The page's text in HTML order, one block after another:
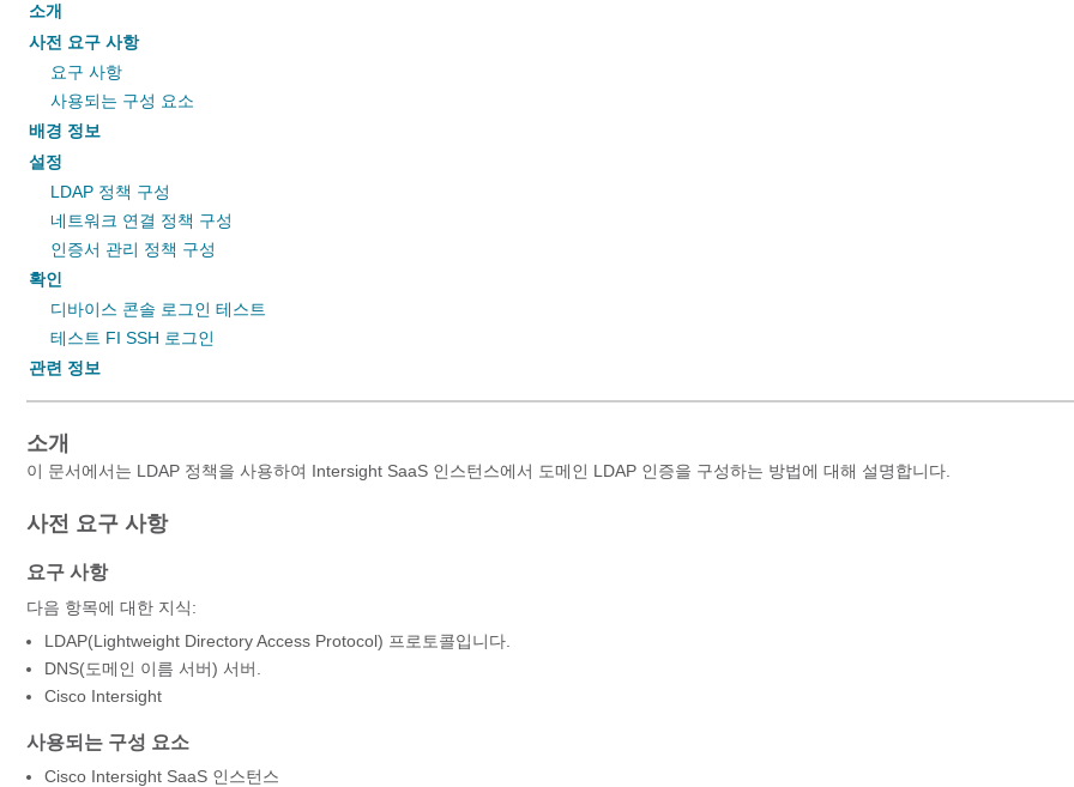
소개
사전 요구 사항
요구 사항
사용되는 구성 요소
배경 정보
설정
LDAP 정책 구성
네트워크 연결 정책 구성
인증서 관리 정책 구성
확인
디바이스 콘솔 로그인 테스트
테스트 FI SSH 로그인
관련 정보
소개
이 문서에서는 LDAP 정책을 사용하여 Intersight SaaS 인스턴스에서 도메인 LDAP 인증을 구성하는 방법에 대해 설명합니다.
사전 요구 사항
요구 사항
다음 항목에 대한 지식:
LDAP(Lightweight Directory Access Protocol) 프로토콜입니다.
DNS(도메인 이름 서버) 서버.
Cisco Intersight
사용되는 구성 요소
Cisco Intersight SaaS 인스턴스